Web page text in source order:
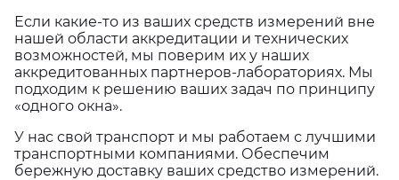
Если какие-то из ваших средств измерений вне
нашей области аккредитации и технических
возможностей, мы поверим их у наших
аккредитованных партнеров-лабораториях. Мы
подходим к решению ваших задач по принципу
«одного окна».
У нас свой транспорт и мы работаем с лучшими
транспортными компаниями. Обеспечим
бережную доставку ваших средство измерений.